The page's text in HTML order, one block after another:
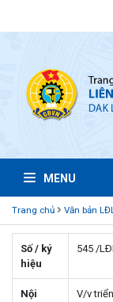
MENU
Trang chủ Văn bản
Số / ký
hiệu
545 /
Nội
V/v